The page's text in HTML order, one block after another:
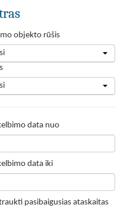
objekto rūšis
data nuo
data iki
pasibaigusias ataskaitas